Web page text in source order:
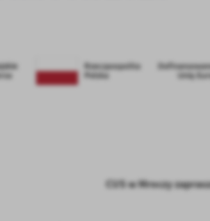
CUS w Mroczy